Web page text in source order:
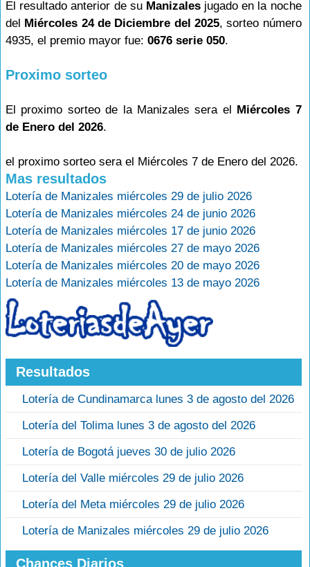
El resultado anterior de su Manizalesjugado en la noche
del Miércoles 24 de Diciembre del 2025, sorteo número
4935, el premio mayor fue: 0676 serie 050.
Proximo sorteo
El proximo sorteo de la Manizales sera el Miércoles 7
de Enero del 2026.
el proximo sorteo sera el Miércoles 7 de Enero del 2026.
Mas resultados
Lotería de Manizales miércoles 29 de julio 2026
Lotería de Manizales miércoles 24 de junio 2026
Lotería de Manizales miércoles 17 de junio 2026
Lotería de Manizales miércoles 27 de mayo 2026
Lotería de Manizales miércoles 20 de mayo 2026
Lotería de Manizales miércoles 13 de mayo 2026
Resultados
Lotería de Cundinamarca lunes 3 de agosto del 2026
Lotería del Tolima lunes 3 de agosto del 2026
Lotería de Bogotá jueves 30 de julio 2026
Lotería del Valle miércoles 29 de julio 2026
Lotería del Meta miércoles 29 de julio 2026
Lotería de Manizales miércoles 29 de julio 2026
Chances Diarios